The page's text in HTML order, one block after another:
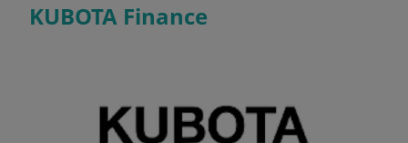
KUBOTA Finance